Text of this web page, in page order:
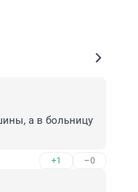
а в больницу
+1 –0